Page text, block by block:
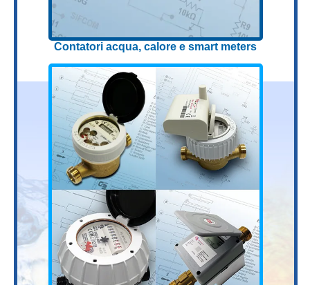
Contatori acqua, calore e smart meters